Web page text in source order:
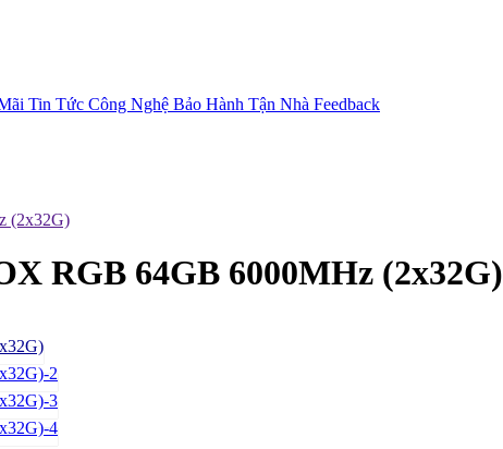
Tin Tức Công Nghệ Bảo Hành Tận Nhà Feedback
(2x32G)
RGB 64GB 6000MHz (2x32G)